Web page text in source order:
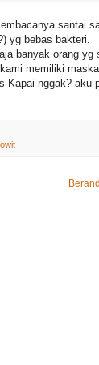
santai
yg bebas bakteri.
banyak orang
kami memiliki
Kapai nggak? aku